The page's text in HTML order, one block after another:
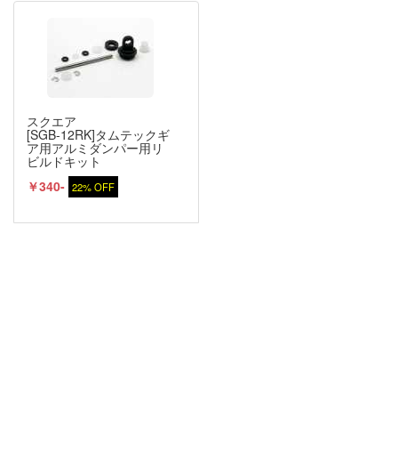
スクエア
[SGB-12RK]タムテックギ
ア用アルミダンパー用リ
ビルドキット
￥340- 22% OFF